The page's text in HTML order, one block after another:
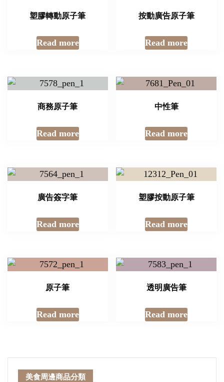
塑膠轉動原子筆
Read more
按動廣告原子筆
Read more
商務原子筆
Read more
中性筆
Read more
廣告簽字筆
Read more
塑膠按動原子筆
Read more
原子筆
Read more
透明廣告筆
Read more
美食周邊商品分類